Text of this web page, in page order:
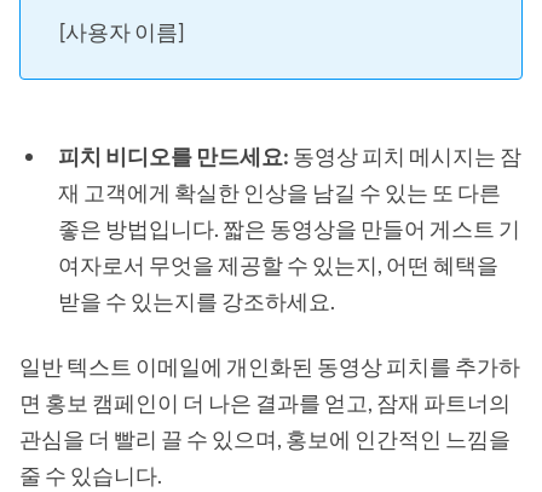
[사용자 이름]
피치 비디오를 만드세요: 동영상 피치 메시지는 잠
재 고객에게 확실한 인상을 남길 수 있는 또 다른
좋은 방법입니다. 짧은 동영상을 만들어 게스트 기
여자로서 무엇을 제공할 수 있는지, 어떤 혜택을
받을 수 있는지를 강조하세요.
일반 텍스트 이메일에 개인화된 동영상 피치를 추가하
면 홍보 캠페인이 더 나은 결과를 얻고, 잠재 파트너의
관심을 더 빨리 끌 수 있으며, 홍보에 인간적인 느낌을
줄 수 있습니다.